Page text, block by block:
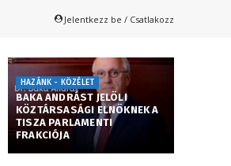
Jelentkezz be / Csatlakozz
HAZÁNK - KÖZÉLET
BAKA ANDRÁST JELÖLI
KÖZTÁRSASÁGI ELNÖKNEK A
TISZA PARLAMENTI
FRAKCIÓJA